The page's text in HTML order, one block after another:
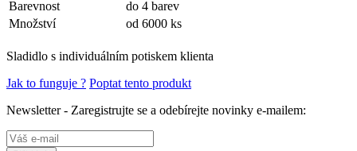
Barevnost
do 4 barev
Množství
od 6000 ks
Sladidlo s individuálním potiskem klienta
Jak to funguje ? Poptat tento produkt
Newsletter - Zaregistrujte se a odebírejte novinky e-mailem: